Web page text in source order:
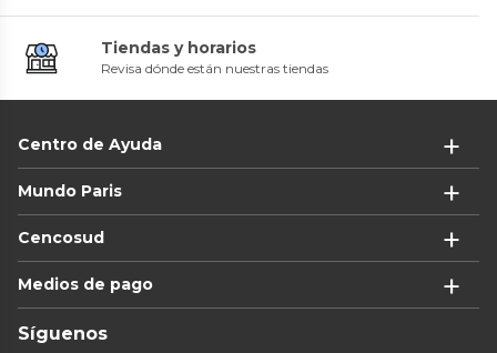
Tiendas y horarios
Revisa dónde están nuestras tiendas
Centro de Ayuda
Mundo Paris
Cencosud
Medios de pago
Síguenos